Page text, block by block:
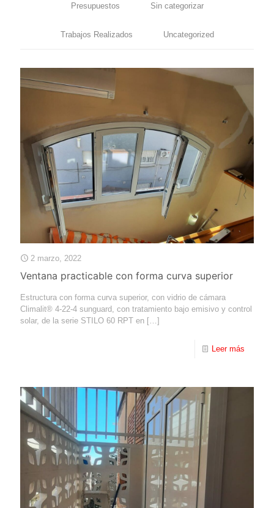
Presupuestos Sin categorizar
Trabajos Realizados Uncategorized
2 marzo, 2022
Ventana practicable con forma curva superior
Estructura con forma curva superior, con vidrio de cámara
Climalit®️ 4-22-4 sunguard, con tratamiento bajo emisivo y control
solar, de la serie STILO 60 RPT en […]
Leer más